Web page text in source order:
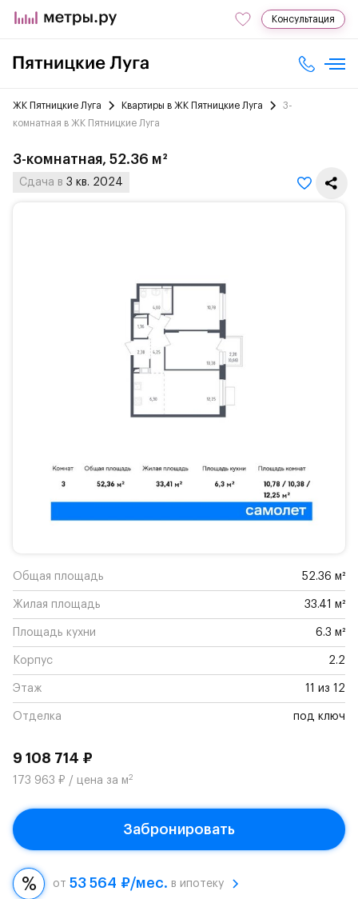
Консультация
ЖК Пятницкие Луга Квартиры в ЖК Пятницкие Луга
3-
комнатная в ЖК Пятницкие Луга
3-комнатная, 52.36 м²
Сдача в 3 кв. 2024
Общая площадь 52.36 м²
Жилая площадь 33.41 м²
Площадь кухни 6.3 м²
Корпус 2.2
Этаж 11 из 12
Отделка под ключ
9 108 714 ₽
173 963 ₽ / цена за м2
Забронировать
от 53 564 ₽/мес. в ипотеку